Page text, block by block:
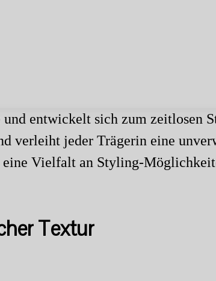
entwickelt sich zum zeitlosen
jeder Trägerin eine
Vielfalt an Styling-
Textur